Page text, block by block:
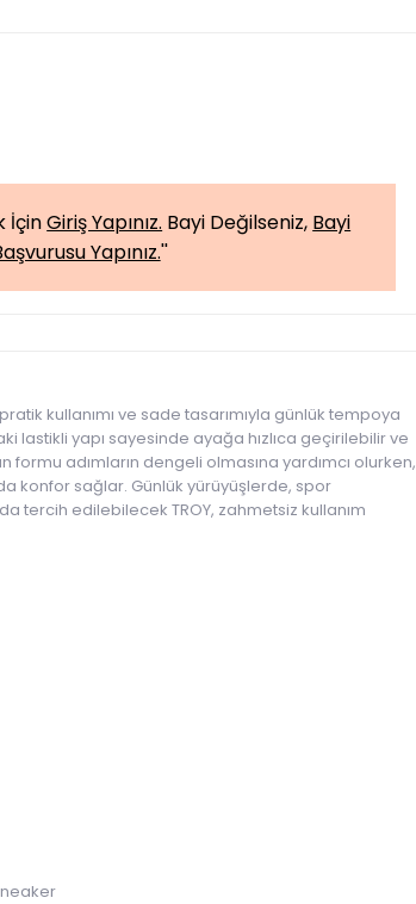
İçinGiriş Yapınız. Bayi Değilseniz, Bayi
Yapınız.''
kullanımı ve sade tasarımıyla günlük tempoya
lastikli yapı sayesinde ayağa hızlıca geçirilebilir ve
adımların dengeli olmasına yardımcı olurken,
konfor sağlar. Günlük yürüyüşlerde, spor
tercih edilebilecek TROY, zahmetsiz kullanım